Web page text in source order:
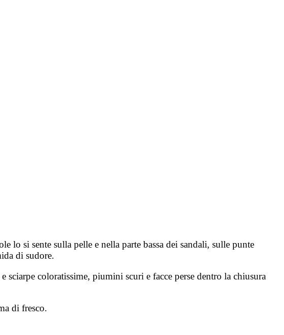
si sente sulla pelle e nella parte bassa dei sandali, sulle punte
di sudore.
coloratissime, piumini scuri e facce perse dentro la chiusura
di fresco.